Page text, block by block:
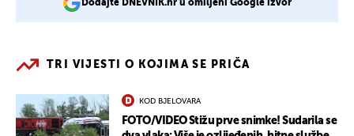
Dodajte DNEVNIK.hr u omiljeni Google izvor
TRI VIJESTI O KOJIMA SE PRIČA
KOD BJELOVARA
FOTO/VIDEO Stižu prve snimke! Sudarila se